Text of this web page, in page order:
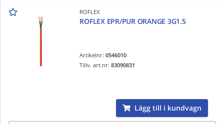
ROFLEX
ROFLEX EPR/PUR ORANGE 3G1.5
Artikelnr:0546010
Tillv. art.nr:83090831
Lägg till i kundvagn